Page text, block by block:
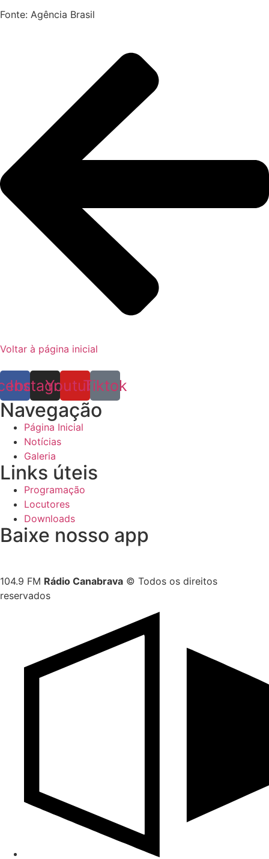
Fonte: Agência Brasil
Voltar à página inicial
Instagram
YoutubeTiktok
Navegação
Página Inicial
Notícias
Galeria
Links úteis
Programação
Locutores
Downloads
Baixe nosso app
104.9 FM Rádio Canabrava © Todos os direitos
reservados